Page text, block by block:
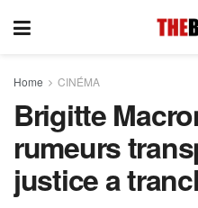
Home CINÉMA
Brigitte
rumeurs
justice a